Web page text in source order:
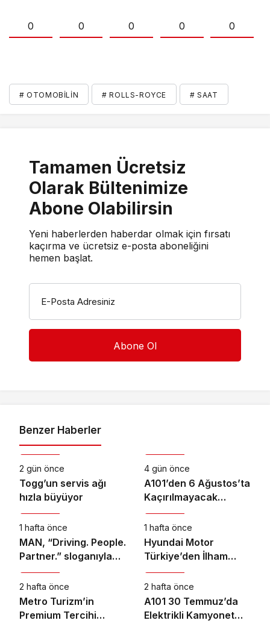
0 0 0 0 0
# OTOMOBILIN # ROLLS-ROYCE # SAAT
Tamamen Ücretsiz
Olarak Bültenimize
Abone Olabilirsin
Yeni haberlerden haberdar olmak için fırsatı
kaçırma ve ücretsiz e-posta aboneliğini
hemen başlat.
E-Posta Adresiniz
Benzer Haberler
Otomotiv
2 gün önce
Togg’un servis ağı
hızla büyüyor
4 gün önce
A101’den 6 Ağustos’ta
Kaçırılmayacak
Motosiklet Fırsatı
1 hafta önce
MAN, “Driving. People.
Partner.” sloganıyla
Eylül ayındaki IAA
Transportation
2026’da
1 hafta önce
Hyundai Motor
Türkiye’den İlham
Veren Gençlik Kampı
2 hafta önce
Metro Turizm’in
Premium Tercihi
2 hafta önce
A101 30 Temmuz’da
Elektrikli Kamyonet